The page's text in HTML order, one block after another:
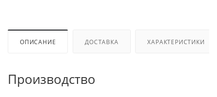
ОПИСАНИЕ ДОСТАВКА ХАРАКТЕРИСТИКИ
Производство